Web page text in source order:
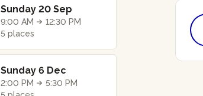
Sunday 20 Sep
9:00 AM
12:30 PM
5 places
Sunday 6 Dec
2:00 PM
5:30 PM